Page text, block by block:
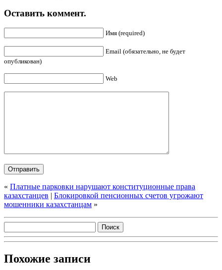
Оставить коммент.
Имя (required)
Email (обязательно, не будет
опубликован)
Web
« Платные парковки нарушают конституционные права
казахстанцев | Блокировкой пенсионных счетов угрожают
мошенники казахстанцам »
Похожие записи